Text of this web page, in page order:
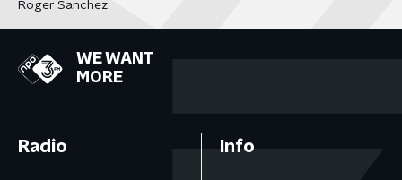
Roger Sanchez
WE WANT
MORE
Radio Info